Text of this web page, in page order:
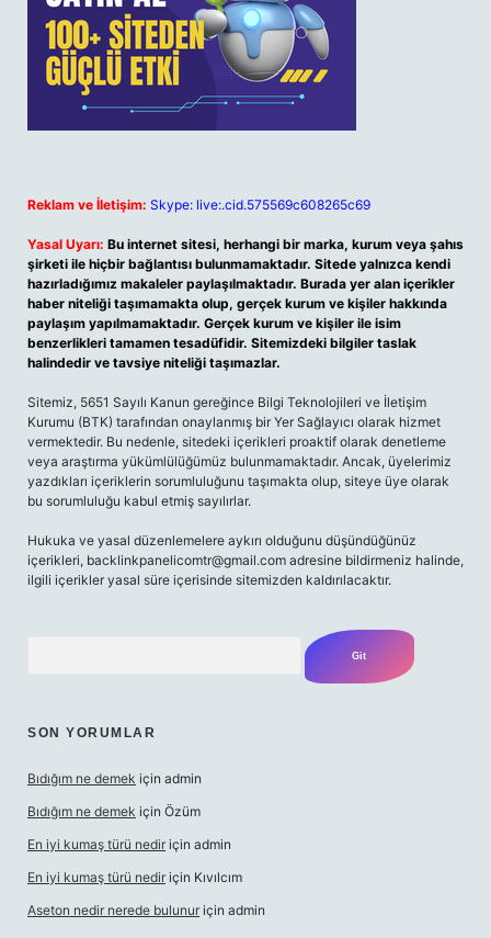
Reklam ve İletişim: Skype: live:.cid.575569c608265c69
Yasal Uyarı: Bu internet sitesi, herhangi bir marka, kurum veya şahıs
şirketi ile hiçbir bağlantısı bulunmamaktadır. Sitede yalnızca kendi
hazırladığımız makaleler paylaşılmaktadır. Burada yer alan içerikler
haber niteliği taşımamakta olup, gerçek kurum ve kişiler hakkında
paylaşım yapılmamaktadır. Gerçek kurum ve kişiler ile isim
benzerlikleri tamamen tesadüfidir. Sitemizdeki bilgiler taslak
halindedir ve tavsiye niteliği taşımazlar.
Sitemiz, 5651 Sayılı Kanun gereğince Bilgi Teknolojileri ve İletişim
Kurumu (BTK) tarafından onaylanmış bir Yer Sağlayıcı olarak hizmet
vermektedir. Bu nedenle, sitedeki içerikleri proaktif olarak denetleme
veya araştırma yükümlülüğümüz bulunmamaktadır. Ancak, üyelerimiz
yazdıkları içeriklerin sorumluluğunu taşımakta olup, siteye üye olarak
bu sorumluluğu kabul etmiş sayılırlar.
Hukuka ve yasal düzenlemelere aykırı olduğunu düşündüğünüz
içerikleri, backlinkpanelicomtr@gmail.com adresine bildirmeniz halinde,
ilgili içerikler yasal süre içerisinde sitemizden kaldırılacaktır.
SON YORUMLAR
Bıdığım ne demek için admin
Bıdığım ne demek için Özüm
En iyi kumaş türü nedir için admin
En iyi kumaş türü nedir için Kıvılcım
Aseton nedir nerede bulunur için admin